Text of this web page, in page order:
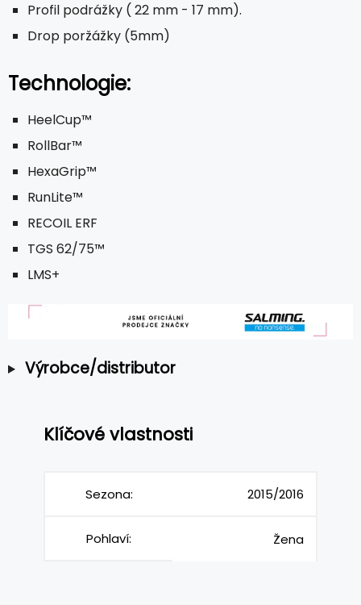
Profil podrážky ( 22 mm - 17 mm).
Drop poržážky (5mm)
Technologie:
HeelCup™
RollBar™
HexaGrip™
RunLite™
RECOIL ERF
TGS 62/75™
LMS+
Výrobce/distributor
Klíčové vlastnosti
Sezona: 2015/2016
Pohlaví: Žena